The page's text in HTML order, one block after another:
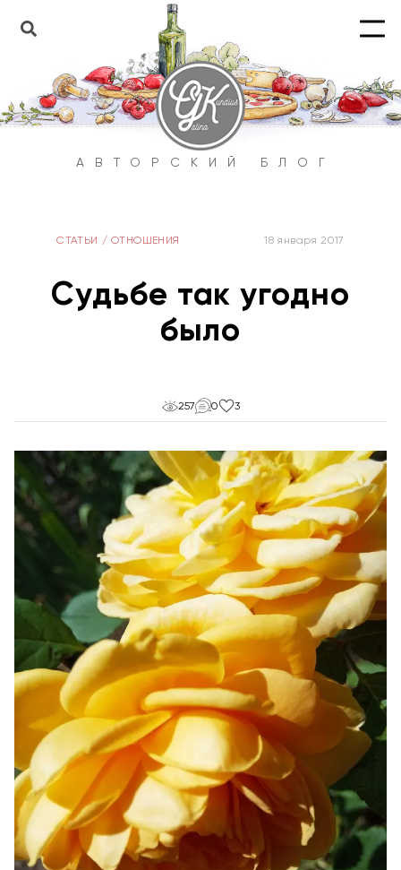
АВТОРСКИЙ БЛОГ
СТАТЬИ / ОТНОШЕНИЯ 18 января 2017
Судьбе так угодно
было
257 0 3